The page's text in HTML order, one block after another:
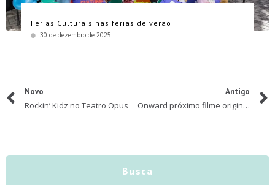
Férias Culturais nas férias de verão
30 de dezembro de 2025
Novo
Rockin’ Kidz no Teatro Opus
Antigo
Onward próximo filme original de animação da Disney Pixar
Busca